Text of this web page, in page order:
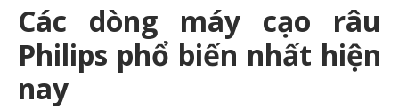
Các dòng máy cạo râu
Philips phổ biến nhất hiện
nay